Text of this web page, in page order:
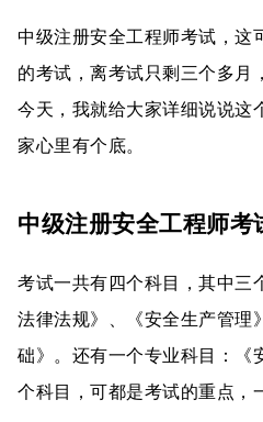
中级注册安全工程师考试，这
的考试，离考试只剩三个多月
今天，我就给大家详细说说这
家心里有个底。
中级注册安全工程师考
考试一共有四个科目，其中三
法律法规》、《安全生产管理
础》。还有一个专业科目：《
个科目，可都是考试的重点，